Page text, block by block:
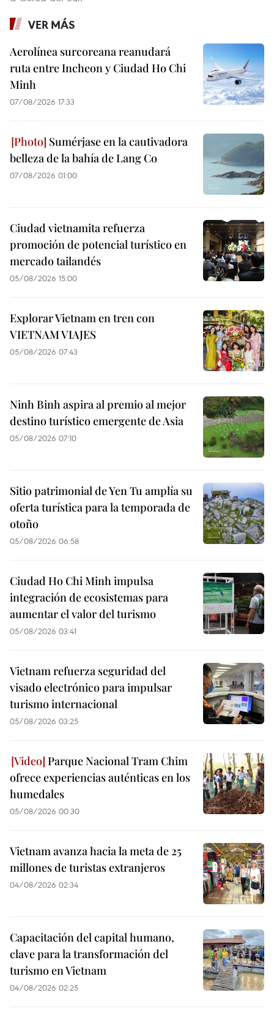
VER MÁS
Aerolínea surcoreana reanudará
ruta entre Incheon y Ciudad Ho Chi
Minh
07/08/2026 17:33
Sumérjase en la cautivadora
belleza de la bahía de Lang Co
07/08/2026 01:00
Ciudad vietnamita refuerza
promoción de potencial turístico en
mercado tailandés
05/08/2026 15:00
Explorar Vietnam en tren con
VIETNAM VIAJES
05/08/2026 07:43
Ninh Binh aspira al premio al mejor
destino turístico emergente de Asia
05/08/2026 07:10
Sitio patrimonial de Yen Tu amplía su
oferta turística para la temporada de
otoño
05/08/2026 06:58
Ciudad Ho Chi Minh impulsa
integración de ecosistemas para
aumentar el valor del turismo
05/08/2026 03:41
Vietnam refuerza seguridad del
visado electrónico para impulsar
turismo internacional
05/08/2026 03:25
Parque Nacional Tram Chim
ofrece experiencias auténticas en los
humedales
05/08/2026 00:30
Vietnam avanza hacia la meta de 25
millones de turistas extranjeros
04/08/2026 02:34
Capacitación del capital humano,
clave para la transformación del
turismo en Vietnam
04/08/2026 02:25